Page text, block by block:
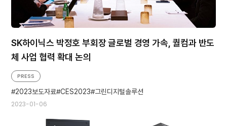
SK하이닉스 박정호 부회장 글로벌 경영 가속, 퀄컴과 반도
체 사업 협력 확대 논의
2023-01-06
PRESS
2023보도자료 CES2023 그린디지털솔루션